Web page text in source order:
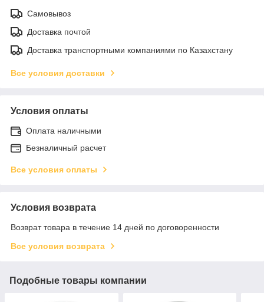
Самовывоз
Доставка почтой
Доставка транспортными компаниями по Казахстану
Все условия доставки
Условия оплаты
Оплата наличными
Безналичный расчет
Все условия оплаты
Условия возврата
Возврат товара в течение 14 дней по договоренности
Все условия возврата
Подобные товары компании